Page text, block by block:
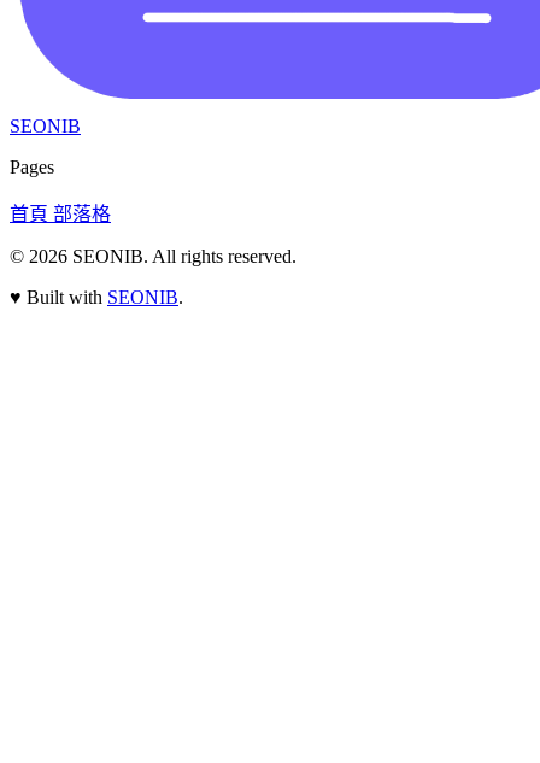
SEONIB
Pages
首頁 部落格
© 2026 SEONIB. All rights reserved.
♥ Built with SEONIB.